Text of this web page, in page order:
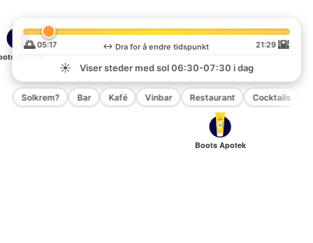
Boots Apotek
Apotek
🌅 05:17 ↔️ Dra for å endre tidspunkt 21:29 🌇
☀️
Viser steder med sol06:30-07:30 i dag
Solkrem? Bar Kafé Vinbar Restaurant Cocktails